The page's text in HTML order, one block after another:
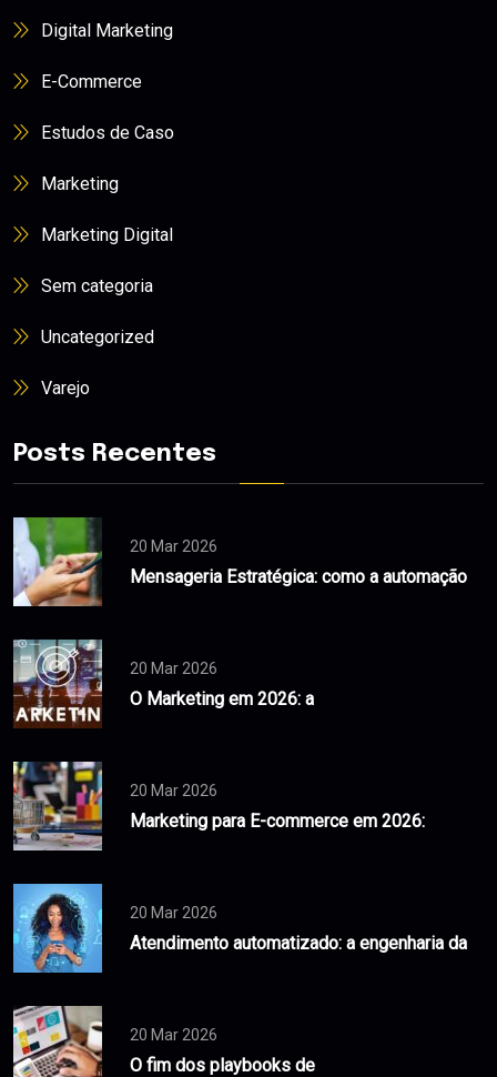
Digital Marketing
E-Commerce
Estudos de Caso
Marketing
Marketing Digital
Sem categoria
Uncategorized
Varejo
Posts Recentes
20 Mar 2026
Mensageria Estratégica: como a automação
20 Mar 2026
O Marketing em 2026: a
20 Mar 2026
Marketing para E-commerce em 2026:
20 Mar 2026
Atendimento automatizado: a engenharia da
20 Mar 2026
O fim dos playbooks de